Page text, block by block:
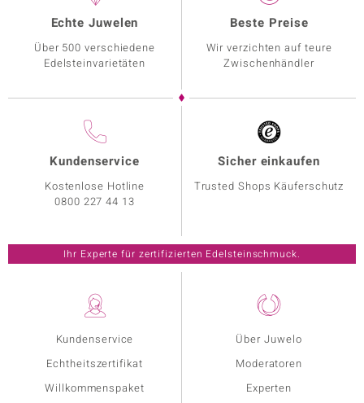
Kundenservice
Echtheitszertifikat
Willkommenspaket
Über Juwelo
Moderatoren
Experten
Echte Juwelen
Über 500 verschiedene
Edelsteinvarietäten
Beste Preise
Wir verzichten auf teure
Zwischenhändler
Kundenservice
Kostenlose Hotline
0800 227 44 13
Sicher einkaufen
Trusted Shops Käuferschutz
Ihr Experte für zertifizierten Edelsteinschmuck.